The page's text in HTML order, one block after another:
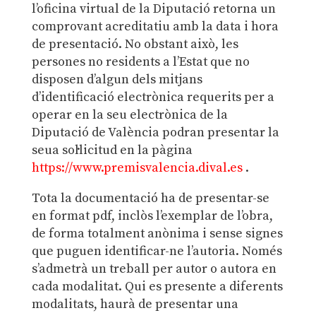
l’oficina virtual de la Diputació retorna un
comprovant acreditatiu amb la data i hora
de presentació. No obstant això, les
persones no residents a l’Estat que no
disposen d’algun dels mitjans
d’identificació electrònica requerits per a
operar en la seu electrònica de la
Diputació de València podran presentar la
seua sol·licitud en la pàgina
https://www.premisvalencia.dival.es.
Tota la documentació ha de presentar-se
en format pdf, inclòs l’exemplar de l’obra,
de forma totalment anònima i sense signes
que puguen identificar-ne l’autoria. Només
s’admetrà un treball per autor o autora en
cada modalitat. Qui es presente a diferents
modalitats, haurà de presentar una